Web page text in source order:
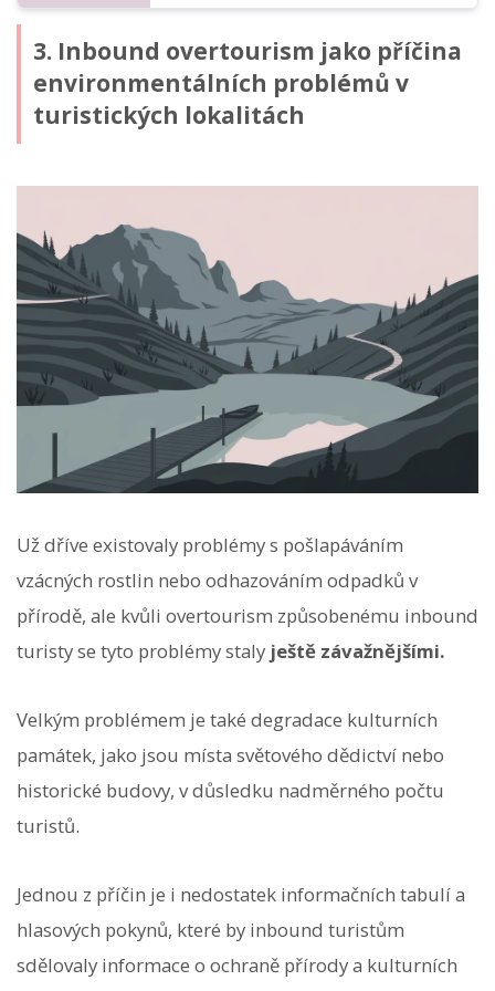
3. Inbound overtourism jako příčina
environmentálních problémů v
turistických lokalitách
Už dříve existovaly problémy s pošlapáváním
vzácných rostlin nebo odhazováním odpadků v
přírodě, ale kvůli overtourism způsobenému inbound
turisty se tyto problémy staly ještě závažnějšími.
Velkým problémem je také degradace kulturních
památek, jako jsou místa světového dědictví nebo
historické budovy, v důsledku nadměrného počtu
turistů.
Jednou z příčin je i nedostatek informačních tabulí a
hlasových pokynů, které by inbound turistům
sdělovaly informace o ochraně přírody a kulturních